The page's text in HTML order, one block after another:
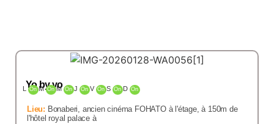
Yo by yo
L On M On M On J On V On S On D On
Lieu: Bonaberi, ancien cinéma FOHATO à l'étage, à 150m de
l'hôtel royal palace à